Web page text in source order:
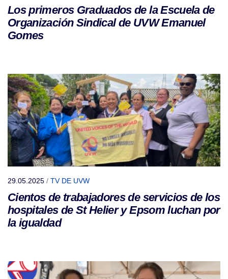
Los primeros Graduados de la Escuela de
Organización Sindical de UVW Emanuel
Gomes
29.05.2025 / TV DE UVW
Cientos de trabajadores de servicios de los
hospitales de St Helier y Epsom luchan por
la igualdad